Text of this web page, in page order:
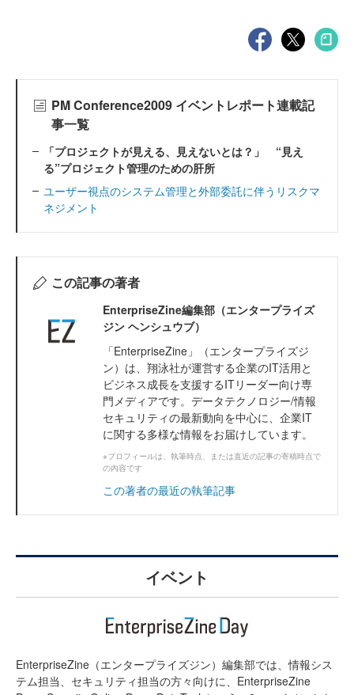
PM Conference2009 イベントレポート連載記
事一覧
「プロジェクトが見える、見えないとは？」 “見え
る”プロジェクト管理のための肝所
ユーザー視点のシステム管理と外部委託に伴うリスクマ
ネジメント
この記事の著者
EnterpriseZine編集部（エンタープライズ
ジン ヘンシュウブ）
「EnterpriseZine」（エンタープライズジ
ン）は、翔泳社が運営する企業のIT活用と
ビジネス成長を支援するITリーダー向け専
門メディアです。データテクノロジー/情報
セキュリティの最新動向を中心に、企業IT
に関する多様な情報をお届けしています。
※プロフィールは、執筆時点、または直近の記事の寄稿時点で
の内容です
この著者の最近の執筆記事
イベント
EnterpriseZine（エンタープライズジン）編集部では、情報シス
テム担当、セキュリティ担当の方々向けに、EnterpriseZine